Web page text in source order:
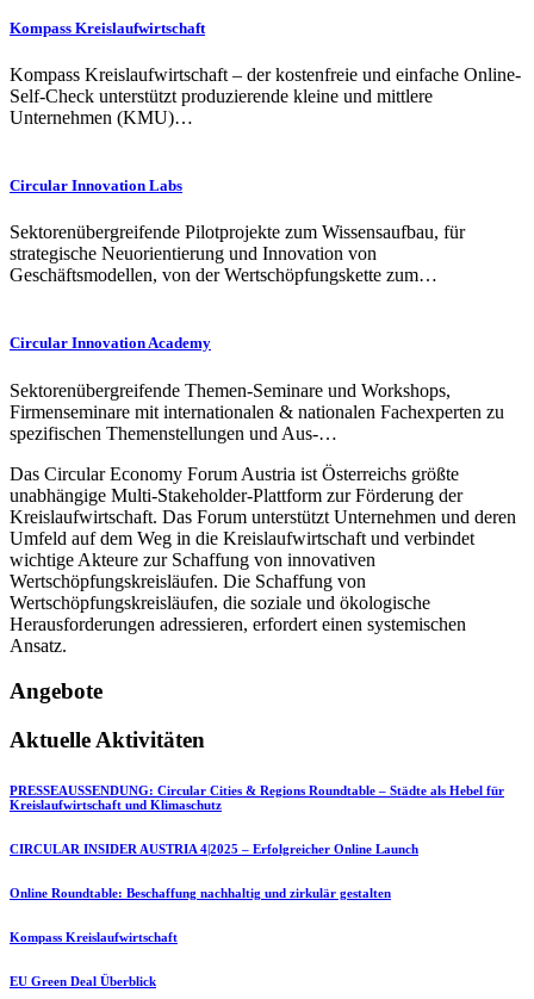
Kompass Kreislaufwirtschaft
Kompass Kreislaufwirtschaft – der kostenfreie und einfache Online-
Self-Check unterstützt produzierende kleine und mittlere
Unternehmen (KMU)…
Circular Innovation Labs
Sektorenübergreifende Pilotprojekte zum Wissensaufbau, für
strategische Neuorientierung und Innovation von
Geschäftsmodellen, von der Wertschöpfungskette zum…
Circular Innovation Academy
Sektorenübergreifende Themen-Seminare und Workshops,
Firmenseminare mit internationalen & nationalen Fachexperten zu
spezifischen Themenstellungen und Aus-…
Das Circular Economy Forum Austria ist Österreichs größte
unabhängige Multi-Stakeholder-Plattform zur Förderung der
Kreislaufwirtschaft. Das Forum unterstützt Unternehmen und deren
Umfeld auf dem Weg in die Kreislaufwirtschaft und verbindet
wichtige Akteure zur Schaffung von innovativen
Wertschöpfungskreisläufen. Die Schaffung von
Wertschöpfungskreisläufen, die soziale und ökologische
Herausforderungen adressieren, erfordert einen systemischen
Ansatz.
Angebote
Aktuelle Aktivitäten
PRESSEAUSSENDUNG: Circular Cities & Regions Roundtable – Städte als Hebel für
Kreislaufwirtschaft und Klimaschutz
CIRCULAR INSIDER AUSTRIA 4|2025 – Erfolgreicher Online Launch
Online Roundtable: Beschaffung nachhaltig und zirkulär gestalten
Kompass Kreislaufwirtschaft
EU Green Deal Überblick